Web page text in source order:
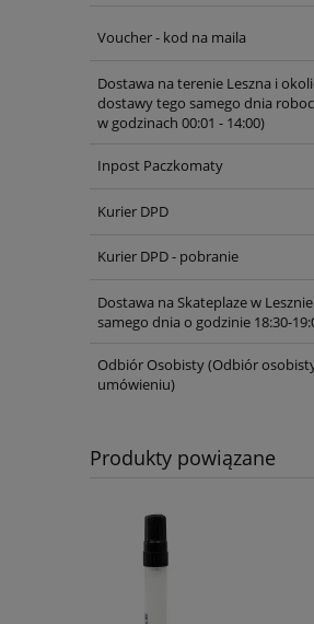
Voucher - kod na maila
Dostawa na terenie Leszna i
dostawy tego samego dnia
w godzinach 00:01 - 14:00)
Inpost Paczkomaty
Kurier DPD
Kurier DPD - pobranie
Dostawa na Skateplaze w Lesznie
samego dnia o godzinie 18:30-
Odbiór Osobisty(Odbiór osobisty
umówieniu)
Produkty powiązane